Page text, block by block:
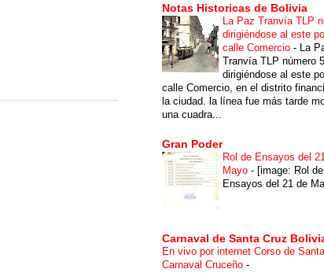
Notas Historicas de Bolivia
La Paz Tranvía TLP
dirigiéndose al este
calle Comercio - La
Tranvía TLP número 5
dirigiéndose al este
calle Comercio, en el distrito
la ciudad. la línea fue más tarde
una cuadra...
Gran Poder
Rol de Ensayos del
Mayo - [image: Rol de
Ensayos del 21 de
Carnaval de Santa Cruz
En vivo por internet Corso de
Carnaval Cruceño -